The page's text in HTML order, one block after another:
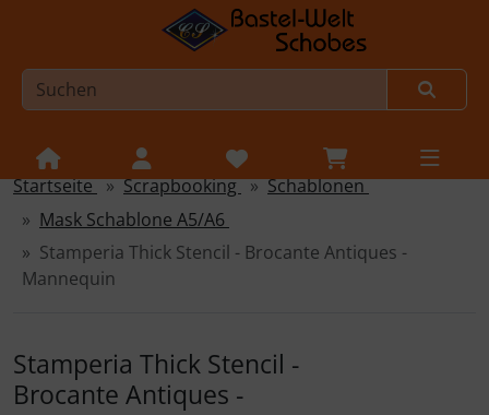
Sprungnavigation
Springe zur Navigation
Springe zum Inhalt
Springe zum Login-Button
Springe zu den allgemeinen Informationen
Startseite Scrapbooking
Schablonen
Mask Schablone A5/A6
Stamperia Thick Stencil - Brocante Antiques -
Mannequin
Stamperia Thick Stencil -
Brocante Antiques -